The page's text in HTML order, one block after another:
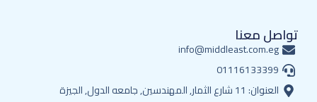
تواصل معنا
info@middleast.com.eg
01116133399
العنوان: 11 شارع الثمار, المهندسين, جامعه الدول, الجيزة